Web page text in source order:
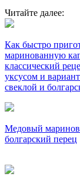
Читайте далее:
Как быстро
маринованную
классический
уксусом и
свеклой и
Медовый
болгарский перец